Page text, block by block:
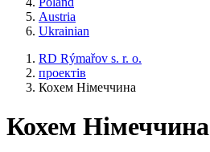
Austria
Ukrainian
RD Rýmařov s. r. o.
проектів
Кохем Німеччина
Кохем Німеччина